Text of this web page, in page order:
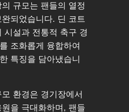
규모는 팬들의 열정
되었습니다. 딘 코트
시설과 전통적 축구 경
조화롭게 융합하여
특징을 담아냈습니
환경은 경기장에서
을 극대화하며, 팬들